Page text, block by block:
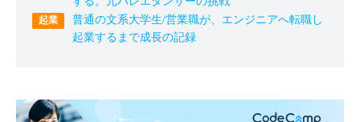
普通の文系大学生/営業職が、エンジニアへ転職し
起業するまで成長の記録